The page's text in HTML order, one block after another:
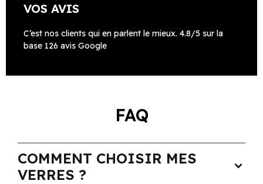
VOS AVIS
C’est nos clients qui en parlent le mieux. 4.8/5 sur la
base 126 avis Google
FAQ
COMMENT CHOISIR MES
VERRES ?
expand_more